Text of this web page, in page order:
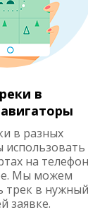
в
в разных
на
Мы можем
трек в нужный
заявке.